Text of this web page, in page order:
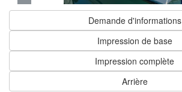
Demande d'informations
Impression de base
Impression complète
Arrière